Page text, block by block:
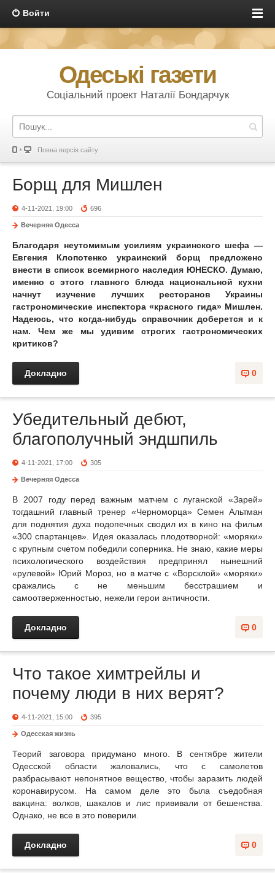
Войти
Одеські газети
Соціальний проект Наталії Бондарчук
Повна версія сайту
Борщ для Мишлен
4-11-2021, 19:00 696
Вечерняя Одесса
Благодаря неутомимым усилиям украинского шефа —
Евгения Клопотенко украинский борщ предложено
внести в список всемирного наследия ЮНЕСКО. Думаю,
именно с этого главного блюда национальной кухни
начнут изучение лучших ресторанов Украины
гастрономические инспектора «красного гида» Мишлен.
Надеюсь, что когда-нибудь справочник доберется и к
нам. Чем же мы удивим строгих гастрономических
критиков?
0
Докладно
Убедительный дебют,
благополучный эндшпиль
4-11-2021, 17:00 305
Вечерняя Одесса
В 2007 году перед важным матчем с луганской «Зарей»
тогдашний главный тренер «Черноморца» Семен Альтман
для поднятия духа подопечных сводил их в кино на фильм
«300 спартанцев». Идея оказалась плодотворной: «моряки»
с крупным счетом победили соперника. Не знаю, какие меры
психологического воздействия предпринял нынешний
«рулевой» Юрий Мороз, но в матче с «Ворсклой» «моряки»
сражались с не меньшим бесстрашием и
самоотверженностью, нежели герои античности.
0
Докладно
Что такое химтрейлы и
почему люди в них верят?
4-11-2021, 15:00 395
Одесская жизнь
Теорий заговора придумано много. В сентябре жители
Одесской области жаловались, что с самолетов
разбрасывают непонятное вещество, чтобы заразить людей
коронавирусом. На самом деле это была съедобная
вакцина: волков, шакалов и лис прививали от бешенства.
Однако, не все в это поверили.
0
Докладно